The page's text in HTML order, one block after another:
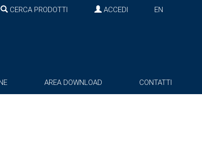
CERCA PRODOTTI ACCEDI EN
AREA DOWNLOAD CONTATTI